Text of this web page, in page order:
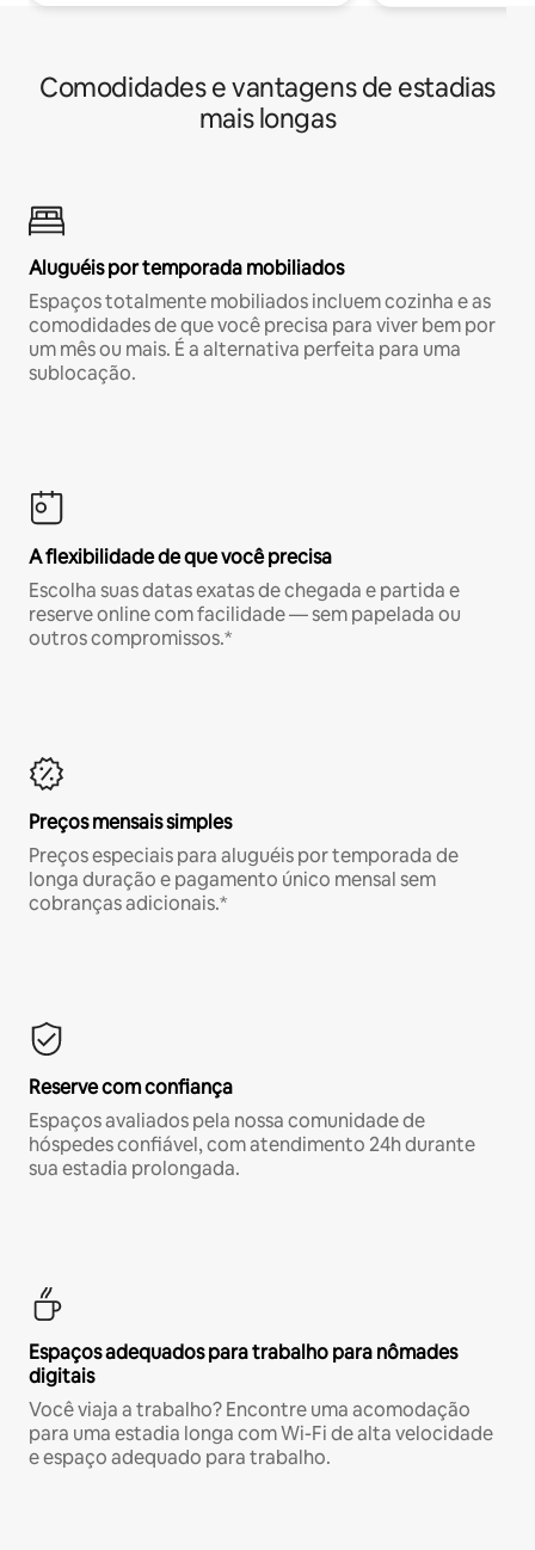
Comodidades e vantagens de estadias
mais longas
Aluguéis por temporada mobiliados
Espaços totalmente mobiliados incluem cozinha e as
comodidades de que você precisa para viver bem por
um mês ou mais. É a alternativa perfeita para uma
sublocação.
A flexibilidade de que você precisa
Escolha suas datas exatas de chegada e partida e
reserve online com facilidade — sem papelada ou
outros compromissos.*
Preços mensais simples
Preços especiais para aluguéis por temporada de
longa duração e pagamento único mensal sem
cobranças adicionais.*
Reserve com confiança
Espaços avaliados pela nossa comunidade de
hóspedes confiável, com atendimento 24h durante
sua estadia prolongada.
Espaços adequados para trabalho para nômades
digitais
Você viaja a trabalho? Encontre uma acomodação
para uma estadia longa com Wi-Fi de alta velocidade
e espaço adequado para trabalho.